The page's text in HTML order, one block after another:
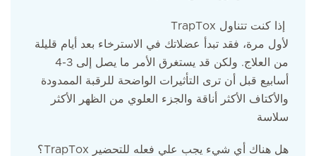
لأول مرة، فقد تبدأ عضلاتك في الاسترخاء بعد أيام قليلة
من العلاج. ولكن قد يستغرق الأمر ما يصل إلى 3-4
أسابيع قبل أن ترى التأثيرات الواضحة للرقبة الممدودة
والأكتاف الأكثر أناقة والجزء العلوي من الظهر الأكثر
سلاسة
؟TrapTox هل هناك أي شيء يجب علي فعله للتحضير